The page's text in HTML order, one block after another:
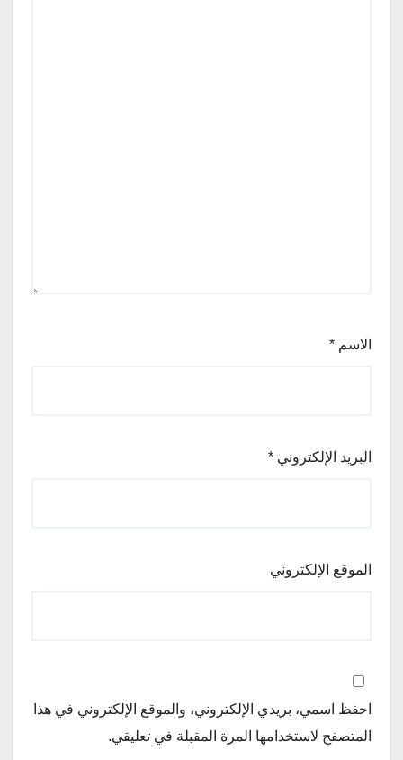
الاسم *
البريد الإلكتروني *
الموقع الإلكتروني
احفظ اسمي، بريدي الإلكتروني، والموقع الإلكتروني في هذا
المتصفح لاستخدامها المرة المقبلة في تعليقي.